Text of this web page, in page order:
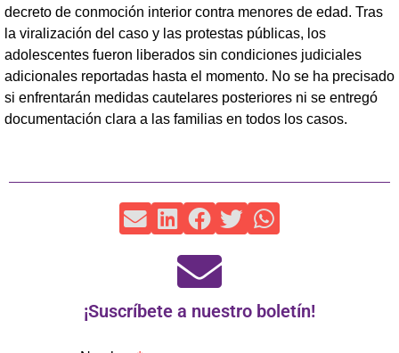
decreto de conmoción interior contra menores de edad. Tras
la viralización del caso y las protestas públicas, los
adolescentes fueron liberados sin condiciones judiciales
adicionales reportadas hasta el momento. No se ha precisado
si enfrentarán medidas cautelares posteriores ni se entregó
documentación clara a las familias en todos los casos.
¡Suscríbete a nuestro boletín!